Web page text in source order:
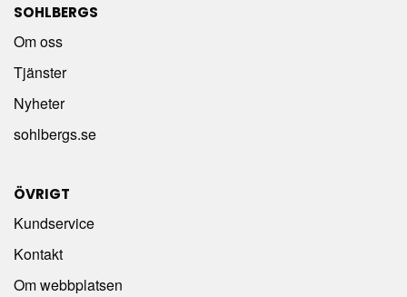
SOHLBERGS
Om oss
Tjänster
Nyheter
sohlbergs.se
ÖVRIGT
Kundservice
Kontakt
Om webbplatsen